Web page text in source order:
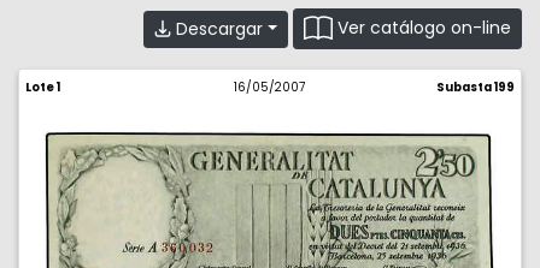
Descargar Ver catálogo on-line
Lote 1 16/05/2007 Subasta 199